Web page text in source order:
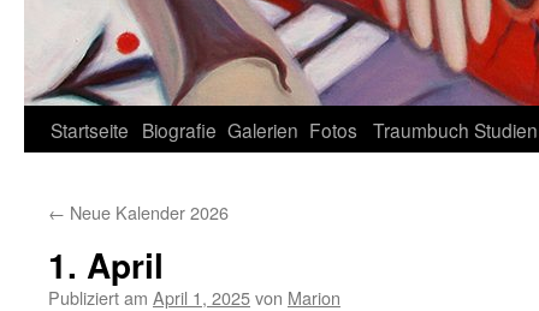
Zum
springen
Startseite Biografie Galerien Fotos Traumbuch Studien
← Neue Kalender 2026
1. April
Publiziert am April 1, 2025von Marion